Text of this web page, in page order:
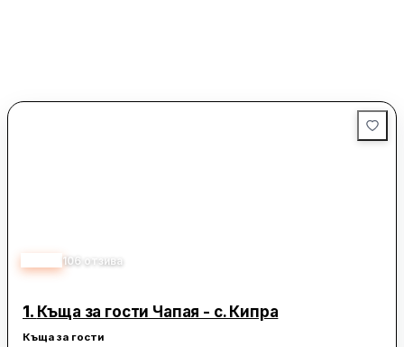
106 отзива
1. Къща за гости Чапая - с. Кипра
Къща за гости